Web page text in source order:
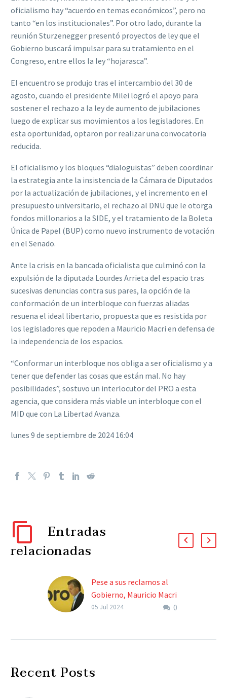
oficialismo hay “acuerdo en temas económicos”, pero no
tanto “en los institucionales”. Por otro lado, durante la
reunión Sturzenegger presentó proyectos de ley que el
Gobierno buscará impulsar para su tratamiento en el
Congreso, entre ellos la ley “hojarasca”.
El encuentro se produjo tras el intercambio del 30 de
agosto, cuando el presidente Milei logró el apoyo para
sostener el rechazo a la ley de aumento de jubilaciones
luego de explicar sus movimientos a los legisladores. En
esta oportunidad, optaron por realizar una convocatoria
reducida.
El oficialismo y los bloques “dialoguistas” deben coordinar
la estrategia ante la insistencia de la Cámara de Diputados
por la actualización de jubilaciones, y el incremento en el
presupuesto universitario, el rechazo al DNU que le otorga
fondos millonarios a la SIDE, y el tratamiento de la Boleta
Única de Papel (BUP) como nuevo instrumento de votación
en el Senado.
Ante la crisis en la bancada oficialista que culminó con la
expulsión de la diputada Lourdes Arrieta del espacio tras
sucesivas denuncias contra sus pares, la opción de la
conformación de un interbloque con fuerzas aliadas
resuena el ideal libertario, propuesta que es resistida por
los legisladores que repoden a Mauricio Macri en defensa de
la independencia de los espacios.
“Conformar un interbloque nos obliga a ser oficialismo y a
tener que defender las cosas que están mal. No hay
posibilidades”, sostuvo un interlocutor del PRO a esta
agencia, que considera más viable un interbloque con el
MID que con La Libertad Avanza.
lunes 9 de septiembre de 2024 16:04
Entradas
relacionadas
Pese a sus reclamos al
Gobierno, Mauricio Macri
evalúa ir al Pacto de Mayo
invitación, dijeron
0
05 Jul 2024
Recent Posts